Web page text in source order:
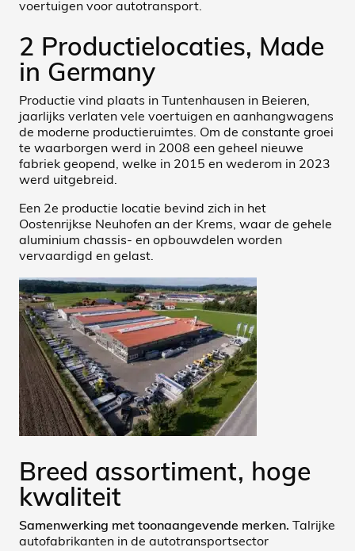
voertuigen voor autotransport.
2 Productielocaties, Made
in Germany
Productie vind plaats in Tuntenhausen in Beieren,
jaarlijks verlaten vele voertuigen en aanhangwagens
de moderne productieruimtes. Om de constante groei
te waarborgen werd in 2008 een geheel nieuwe
fabriek geopend, welke in 2015 en wederom in 2023
werd uitgebreid.
Een 2e productie locatie bevind zich in het
Oostenrijkse Neuhofen an der Krems, waar de gehele
aluminium chassis- en opbouwdelen worden
vervaardigd en gelast.
Breed assortiment, hoge
kwaliteit
Samenwerking met toonaangevende merken. Talrijke
autofabrikanten in de autotransportsector